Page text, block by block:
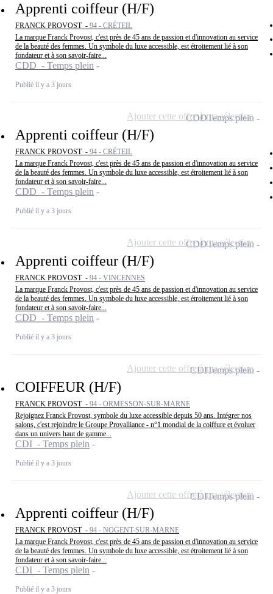
Apprenti coiffeur (H/F)
FRANCK PROVOST - 94 - CRÉTEIL
La marque Franck Provost, c'est près de 45 ans de passion et d'innovation au service
de la beauté des femmes. Un symbole du luxe accessible, est étroitement lié à son
fondateur et à son savoir-faire...
CDD - Temps plein
Publié il y a 3 jours
Apprenti coiffeur (H/F)
FRANCK PROVOST - 94 - CRÉTEIL
La marque Franck Provost, c'est près de 45 ans de passion et d'innovation au service
de la beauté des femmes. Un symbole du luxe accessible, est étroitement lié à son
fondateur et à son savoir-faire...
CDD - Temps plein
Publié il y a 3 jours
CDDTemps plein
Ajouter cette offre à ma sélection
Apprenti coiffeur (H/F)
FRANCK PROVOST - 94 - VINCENNES
La marque Franck Provost, c'est près de 45 ans de passion et d'innovation au service
de la beauté des femmes. Un symbole du luxe accessible, est étroitement lié à son
fondateur et à son savoir-faire...
CDD - Temps plein
Publié il y a 3 jours
CDDTemps plein
Ajouter cette offre à ma sélection
COIFFEUR (H/F)
FRANCK PROVOST - 94 - ORMESSON-SUR-MARNE
Rejoignez Franck Provost, symbole du luxe accessible depuis 50 ans. Intégrer nos
salons, c'est rejoindre le Groupe Provalliance - n°1 mondial de la coiffure et évoluer
dans un univers haut de gamme...
CDI - Temps plein
Publié il y a 3 jours
CDITemps plein
Ajouter cette offre à ma sélection
Apprenti coiffeur (H/F)
FRANCK PROVOST - 94 - NOGENT-SUR-MARNE
La marque Franck Provost, c'est près de 45 ans de passion et d'innovation au service
de la beauté des femmes. Un symbole du luxe accessible, est étroitement lié à son
fondateur et à son savoir-faire...
CDI - Temps plein
Publié il y a 3 jours
CDITemps plein
Ajouter cette offre à ma sélection